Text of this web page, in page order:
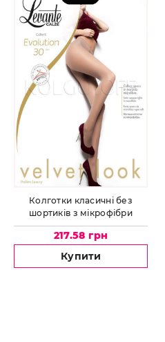
Колготки класичні без
шортиків з мікрофібри
LEVANTE Evolution 30
217.58 грн
Купити